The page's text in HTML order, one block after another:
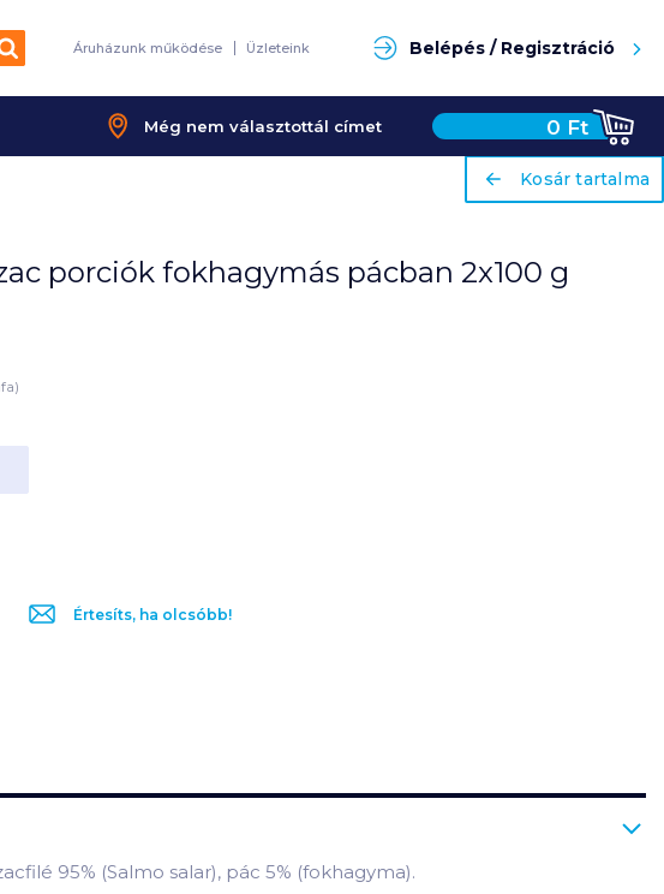
Áruházunk működése Üzleteink Belépés / Regisztráció
Még nem választottál címet 0 Ft
ariaLabel
Kosár tartalma
porciók fokhagymás pácban 2x100 g
Értesíts, ha olcsóbb!
95% (Salmo salar), pác 5% (fokhagyma).